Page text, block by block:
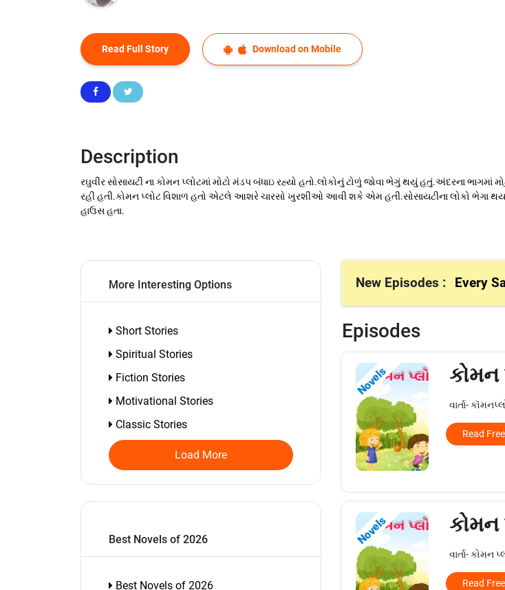
Read Full Story Download on Mobile
Description
રઘુવીર સોસાયટી ના કોમન પ્લોટમાં મોટો મંડપ બંધાઇ રહ્યો હતો.લોકોનું ટોળું જોવા ભેગું થયું હતું.અંદરના
રહી હતી.કોમન પ્લોટ વિશાળ હતો એટલે આશરે ચારસો ખુરશીઓ આવી શકે એમ હતી.સોસાયટીના લોકો ભેગા થયા
હાઉસ હતા.
More Interesting Options
Short Stories
Spiritual Stories
Fiction Stories
Motivational Stories
Classic Stories
Load More
Best Novels of 2026
Best Novels of 2026
New Episodes : Every
Episodes
Novels કોમન
વાર્તા-
Read Free
Novels કોમન
વાર્તા-
Read Free